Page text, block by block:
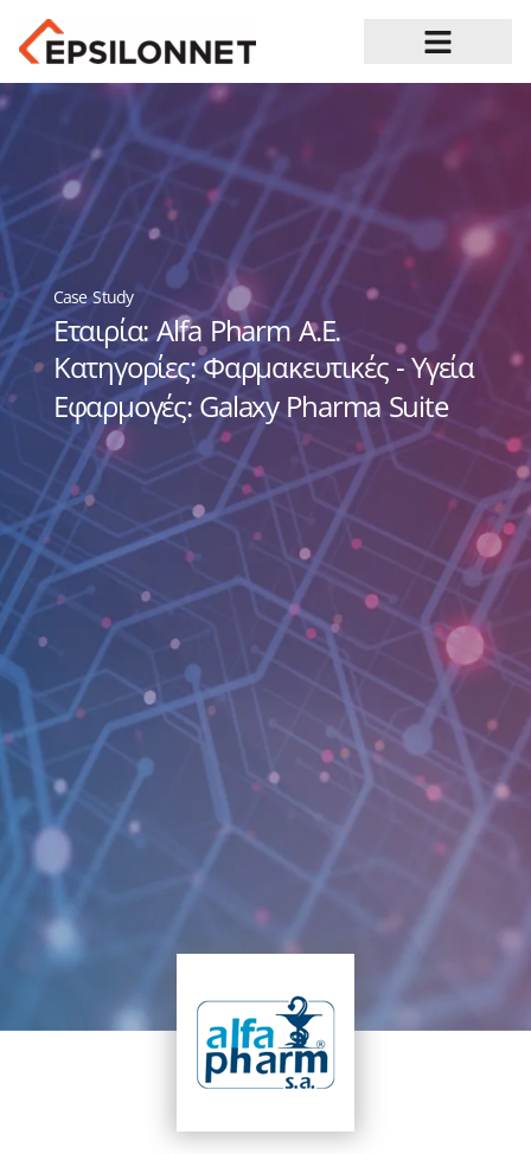
Case Study
Εταιρία: Alfa Pharm A.E.
Κατηγορίες: Φαρμακευτικές - Υγεία
Εφαρμογές: Galaxy Pharma Suite